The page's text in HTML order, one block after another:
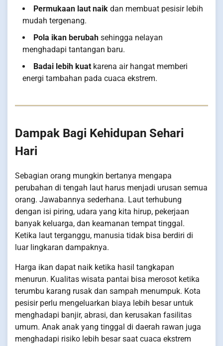
Permukaan laut naik dan membuat pesisir lebih
mudah tergenang.
Pola ikan berubah sehingga nelayan
menghadapi tantangan baru.
Badai lebih kuat karena air hangat memberi
energi tambahan pada cuaca ekstrem.
Dampak Bagi Kehidupan Sehari
Hari
Sebagian orang mungkin bertanya mengapa
perubahan di tengah laut harus menjadi urusan semua
orang. Jawabannya sederhana. Laut terhubung
dengan isi piring, udara yang kita hirup, pekerjaan
banyak keluarga, dan keamanan tempat tinggal.
Ketika laut terganggu, manusia tidak bisa berdiri di
luar lingkaran dampaknya.
Harga ikan dapat naik ketika hasil tangkapan
menurun. Kualitas wisata pantai bisa merosot ketika
terumbu karang rusak dan sampah menumpuk. Kota
pesisir perlu mengeluarkan biaya lebih besar untuk
menghadapi banjir, abrasi, dan kerusakan fasilitas
umum. Anak anak yang tinggal di daerah rawan juga
menghadapi risiko lebih besar saat cuaca ekstrem